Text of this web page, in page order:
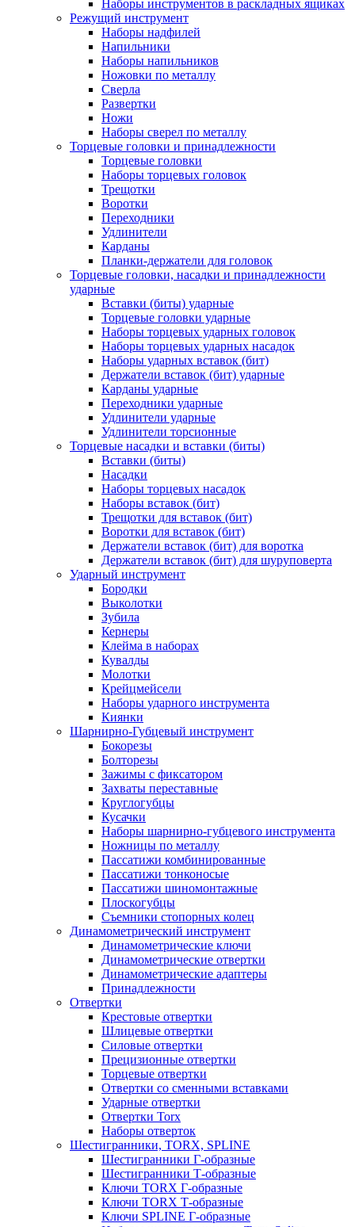
Наборы инструментов в раскладных ящиках
Режущий инструмент
Наборы надфилей
Напильники
Наборы напильников
Ножовки по металлу
Сверла
Развертки
Ножи
Наборы сверел по металлу
Торцевые головки и принадлежности
Торцевые головки
Наборы торцевых головок
Трещотки
Воротки
Переходники
Удлинители
Карданы
Планки-держатели для головок
Торцевые головки, насадки и принадлежности
ударные
Вставки (биты) ударные
Торцевые головки ударные
Наборы торцевых ударных головок
Наборы торцевых ударных насадок
Наборы ударных вставок (бит)
Держатели вставок (бит) ударные
Карданы ударные
Переходники ударные
Удлинители ударные
Удлинители торсионные
Торцевые насадки и вставки (биты)
Вставки (биты)
Насадки
Наборы торцевых насадок
Наборы вставок (бит)
Трещотки для вставок (бит)
Воротки для вставок (бит)
Держатели вставок (бит) для воротка
Держатели вставок (бит) для шуруповерта
Ударный инструмент
Бородки
Выколотки
Зубила
Кернеры
Клейма в наборах
Кувалды
Молотки
Крейцмейсели
Наборы ударного инструмента
Киянки
Шарнирно-Губцевый инструмент
Бокорезы
Болторезы
Зажимы с фиксатором
Захваты переставные
Круглогубцы
Кусачки
Наборы шарнирно-губцевого инструмента
Ножницы по металлу
Пассатижи комбинированные
Пассатижи тонконосые
Пассатижи шиномонтажные
Плоскогубцы
Съемники стопорных колец
Динамометрический инструмент
Динамометрические ключи
Динамометрические отвертки
Динамометрические адаптеры
Принадлежности
Отвертки
Крестовые отвертки
Шлицевые отвертки
Силовые отвертки
Прецизионные отвертки
Торцевые отвертки
Отвертки со сменными вставками
Ударные отвертки
Отвертки Torx
Наборы отверток
Шестигранники, TORX, SPLINE
Шестигранники Г-образные
Шестигранники Т-образные
Ключи TORX Г-образные
Ключи TORX Т-образные
Ключи SPLINE Г-образные